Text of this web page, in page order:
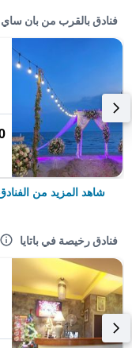
فنادق بالقرب من بان ساي
شاهد المزيد من
فنادق رخيصة في باتايا